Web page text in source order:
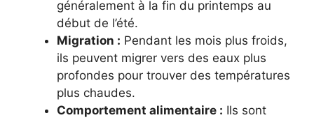
généralement à la fin du printemps au
début de l’été.
Migration : Pendant les mois plus froids,
ils peuvent migrer vers des eaux plus
profondes pour trouver des températures
plus chaudes.
Comportement alimentaire : Ils sont